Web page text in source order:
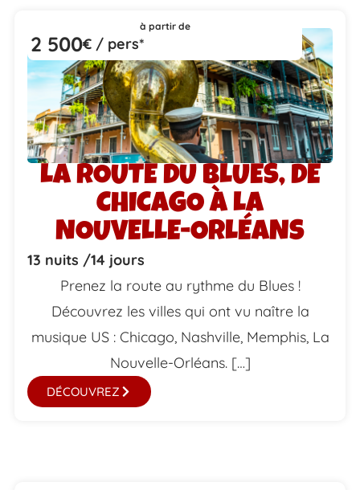
à partir de
2 500€ / pers*
LA ROUTE DU BLUES, DE
CHICAGO À LA
NOUVELLE-ORLÉANS
13 nuits /14 jours
Prenez la route au rythme du Blues !
Découvrez les villes qui ont vu naître la
musique US : Chicago, Nashville, Memphis, La
Nouvelle-Orléans. […]
DÉCOUVREZ